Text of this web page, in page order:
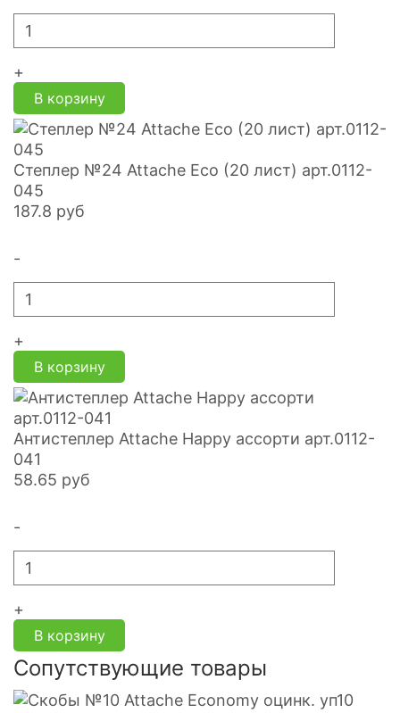
+
В корзину
Степлер №24 Attache Eco (20 лист) арт.0112-
045
187.8 руб
-
+
В корзину
Антистеплер Attache Happy ассорти арт.0112-
041
58.65 руб
-
+
В корзину
Сопутствующие товары